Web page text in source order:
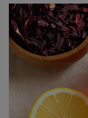
Thé d'hibiscus -
possibilités
Envie d'un thé